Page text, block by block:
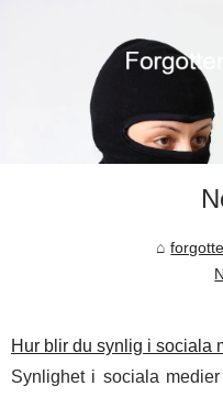
Hur blir du synlig i sociala
Synlighet i sociala